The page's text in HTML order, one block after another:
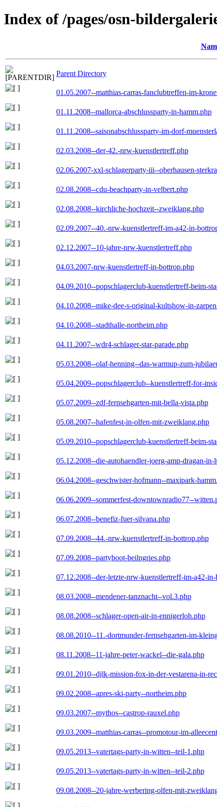
Index of /pages/osn-
Parent Directory
01.05.2007--matthias-carras-fanclubtreffen-im-
01.11.2008--mallorca-abschlussparty-in-hamm.php
01.11.2008--saisonabschlussparty-im-dorf-
02.03.2008--der-42.-nrw-kuenstlertreff.php
02.06.2007-xxl-schlagerparty-iii--oberhausen-
02.08.2008--cdu-beachparty-in-velbert.php
02.08.2008--kirchliche-hochzeit--zweiklang.php
02.09.2007--40.-nrw-kuenstlertreff-im-a42-in-
02.12.2007--10-jahre-nrw-kuenstlertreff.php
04.03.2007-nrw-kuenstlertreff-in-bottrop.php
04.09.2010--popschlagerclub-kuenstlertreff-beim-
04.10.2008--mike-dee-s-original-kultshow-in-
04.10.2008--stadthalle-northeim.php
04.11.2007--wdr4-schlager-star-parade.php
05.03.2008--olaf-henning--das-warmup-zum-
05.04.2009--popschlagerclub--kuenstlertreff-for-
05.07.2009--zdf-fernsehgarten-mit-bella-vista.php
05.08.2007--hafenfest-in-olfen-mit-zweiklang.php
05.09.2010--popschlagerclub-kuenstlertreff-beim-
05.12.2008--die-autohaendler-joerg-amp-dragan-in-
06.04.2008--geschwister-hofmann--maxipark-
06.06.2009--sommerfest-downtownradio77--
06.07.2008--benefiz-fuer-silvana.php
07.09.2008--44.-nrw-kuenstlertreff-in-bottrop.php
07.09.2008--partyboot-beilngries.php
07.12.2008--der-letzte-nrw-kuenstlertreff-im-a42-
08.03.2008--mendener-tanznacht--vol.3.php
08.08.2008--schlager-open-air-in-ennigerloh.php
08.08.2010--11.-dortmunder-fernsehgarten-im-
08.11.2008--11-jahre-peter-wackel--die-gala.php
09.01.2010--djlk-mission-fox-in-der-vestarena-in-
09.02.2008--apres-ski-party--northeim.php
09.03.2007--mythos--castrop-rauxel.php
09.03.2009--matthias-carras--promotour-im-
09.05.2013--vatertags-party-in-witten--teil-1.php
09.05.2013--vatertags-party-in-witten--teil-2.php
09.08.2008--20-jahre-werbering-olfen-mit-